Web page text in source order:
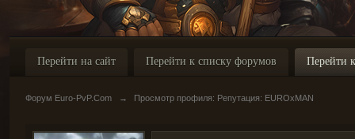
Перейти на сайт Перейти к списку форумов Перейти
Форум Euro-PvP.Com → Просмотр профиля: Репутация: EUROxMAN